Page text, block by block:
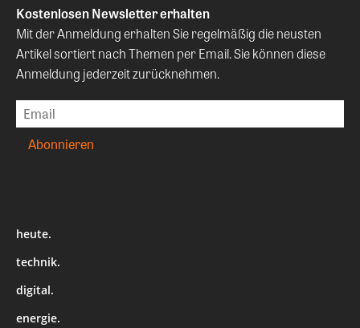
Kostenlosen Newsletter erhalten
Mit der Anmeldung erhalten Sie regelmäßig die neusten
Artikel sortiert nach Themen per Email. Sie können diese
Anmeldung jederzeit zurücknehmen.
heute.
technik.
digital.
energie.